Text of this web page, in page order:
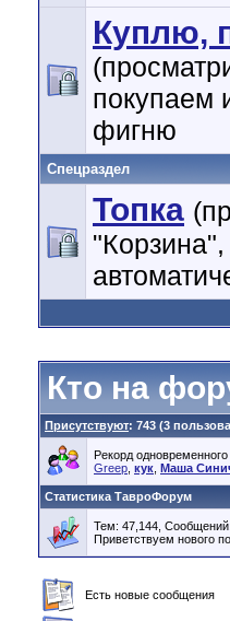
Куплю,
покупаем
фигню
Спецраздел
Топка
Кто на
Присутствуют: 743 (3
Рекорд
Greep кук Маша
Статистика ТавроФорум
Тем: 47,144,
Приветствуем нового
Есть новые сообщения